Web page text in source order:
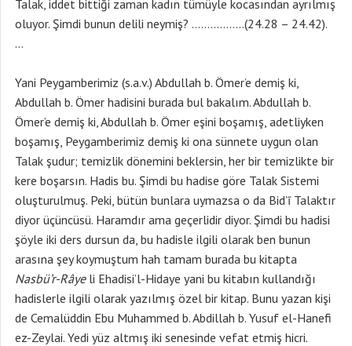
Talak, iddet bittiği zaman kadın tümüyle kocasından ayrılmış
oluyor. Şimdi bunun delili neymiş? ……………..(24.28 – 24.42).
…
Yani Peygamberimiz (s.a.v.) Abdullah b. Ömer’e demiş ki,
Abdullah b. Ömer hadisini burada bul bakalım. Abdullah b.
Ömer’e demiş ki, Abdullah b. Ömer eşini boşamış, adetliyken
boşamış, Peygamberimiz demiş ki ona sünnete uygun olan
Talak şudur; temizlik dönemini beklersin, her bir temizlikte bir
kere boşarsın. Hadis bu. Şimdi bu hadise göre Talak Sistemi
oluşturulmuş. Peki, bütün bunlara uymazsa o da Bid’ī Talaktır
diyor üçüncüsü. Haramdır ama geçerlidir diyor. Şimdi bu hadisi
şöyle iki ders dursun da, bu hadisle ilgili olarak ben bunun
arasına şey koymuştum hah tamam burada bu kitapta
Nasbü’r-Râye li Ehadisi’l-Hidaye yani bu kitabın kullandığı
hadislerle ilgili olarak yazılmış özel bir kitap. Bunu yazan kişi
de Cemalüddin Ebu Muhammed b. Abdillah b. Yusuf el-Hanefi
ez-Zeylai. Yedi yüz altmış iki senesinde vefat etmiş hicri.